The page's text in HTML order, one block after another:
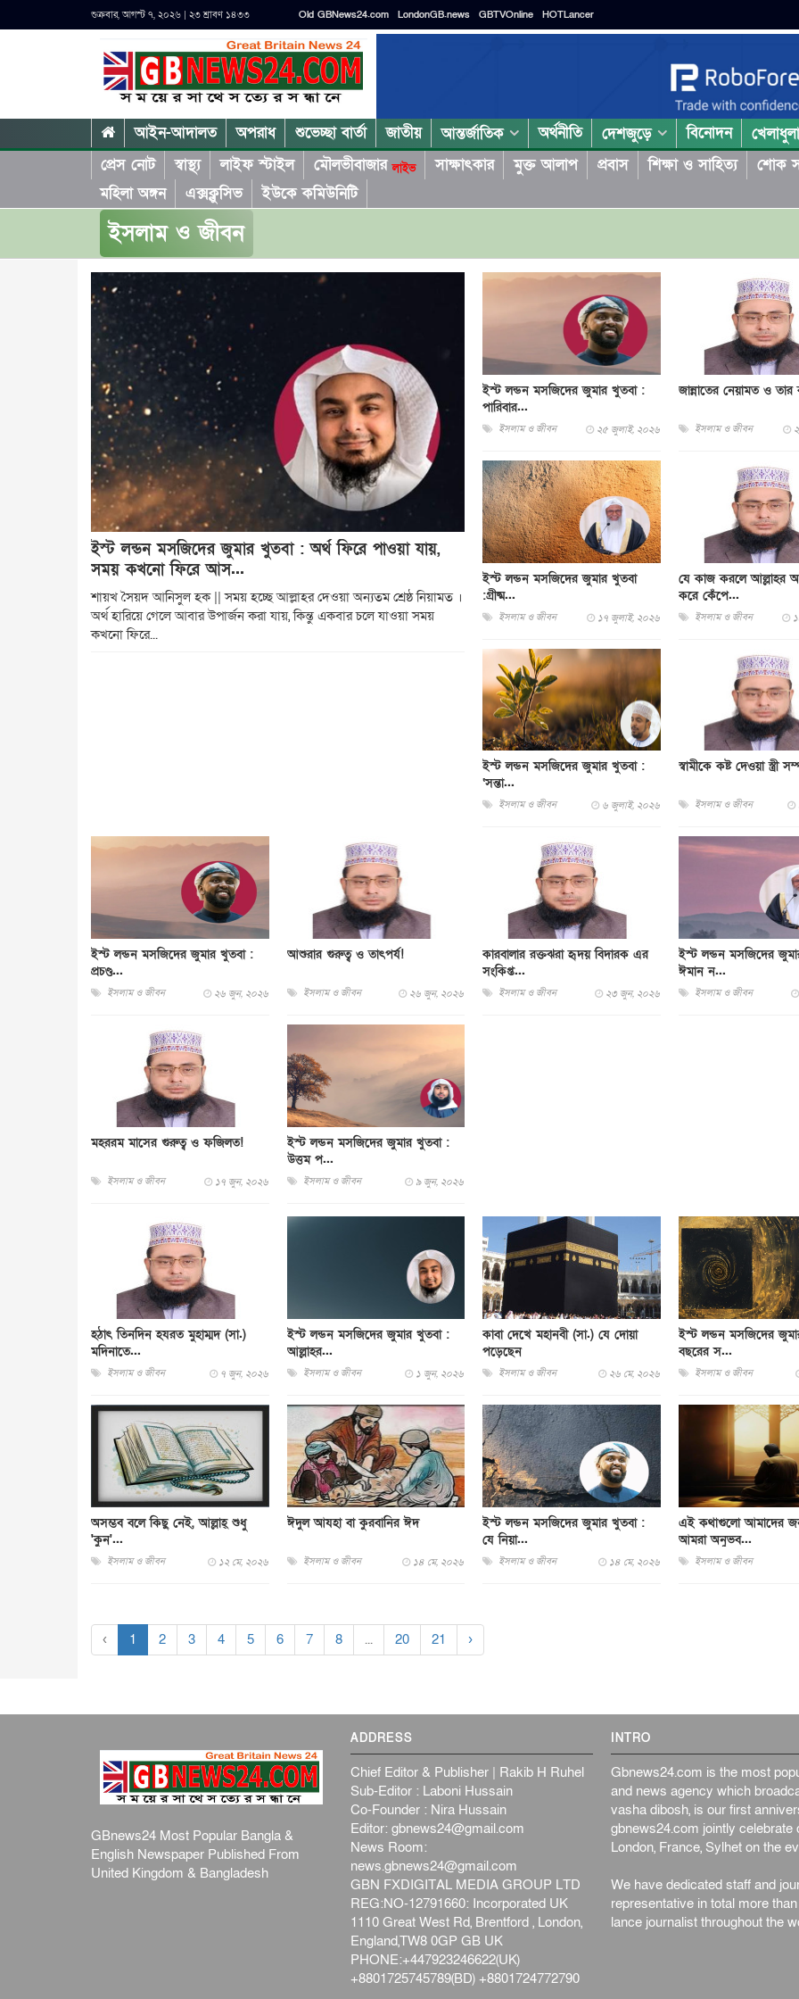
শুক্রবার, আগস্ট ৭, ২০২৬ | ২৩ শ্রাবণ ১৪৩৩ Old GBNews24.com LondonGB.news GBTVOnline HOTLancer
আইন-আদালত অপরাধ শুভেচ্ছা বার্তা জাতীয় আন্তর্জাতিক অর্থনীতি দেশজুড়ে বিনোদন
প্রেস নোট
স্বাস্থ্য লাইফ স্টাইল মৌলভীবাজারলাইভ সাক্ষাৎকার মুক্ত আলাপ প্রবাস শিক্ষা ও সাহিত্য শোক
মহিলা অঙ্গন
এক্সক্লুসিভ ইউকে কমিউনিটি
ইসলাম ও জীবন
ইস্ট লন্ডন মসজিদের জুমার খুতবা : অর্থ ফিরে পাওয়া যায়,
সময় কখনো ফিরে আস...
শায়খ সৈয়দ আনিসুল হক || সময় হচ্ছে আল্লাহর দেওয়া অন্যতম শ্রেষ্ঠ নিয়ামত ।
অর্থ হারিয়ে গেলে আবার উপার্জন করা যায়, কিন্তু একবার চলে যাওয়া সময়
কখনো ফিরে...
ইস্ট লন্ডন মসজিদের জুমার খুতবা :
পারিবার...
ইসলাম ও জীবন ২৫ জুলাই, ২০২৬
জান্নাতের নেয়ামত ও তার
ইসলাম ও জীবন
ইস্ট লন্ডন মসজিদের জুমার খুতবা
:গ্রীষ্ম...
ইসলাম ও জীবন ১৭ জুলাই, ২০২৬
যে কাজ করলে আল্লাহর
করে কেঁপে...
ইসলাম ও জীবন
ইস্ট লন্ডন মসজিদের জুমার খুতবা :
‘সন্তা...
ইসলাম ও জীবন ৬ জুলাই, ২০২৬
স্বামীকে কষ্ট দেওয়া স্ত্রী
ইসলাম ও জীবন
ইস্ট লন্ডন মসজিদের জুমার খুতবা :
প্রচণ্ড...
ইসলাম ও জীবন ২৬ জুন, ২০২৬
আশুরার গুরুত্ব ও তাৎপর্য!
ইসলাম ও জীবন ২৬ জুন, ২০২৬
কারবালার রক্তঝরা হৃদয় বিদারক এর
সংকিপ্ত...
ইসলাম ও জীবন ২৩ জুন, ২০২৬
ইস্ট লন্ডন মসজিদের
ঈমান ন...
ইসলাম ও জীবন
মহররম মাসের গুরুত্ব ও ফজিলত!
ইসলাম ও জীবন ১৭ জুন, ২০২৬
ইস্ট লন্ডন মসজিদের জুমার খুতবা :
উত্তম প...
ইসলাম ও জীবন ৯ জুন, ২০২৬
হঠাৎ তিনদিন হযরত মুহাম্মদ (সা.)
মদিনাতে...
ইসলাম ও জীবন ৭ জুন, ২০২৬
ইস্ট লন্ডন মসজিদের জুমার খুতবা :
আল্লাহর...
ইসলাম ও জীবন ১ জুন, ২০২৬
কাবা দেখে মহানবী (সা.) যে দোয়া
পড়েছেন
ইসলাম ও জীবন ২৬ মে, ২০২৬
ইস্ট লন্ডন মসজিদের
বছরের স...
ইসলাম ও জীবন
অসম্ভব বলে কিছু নেই, আল্লাহ্ শুধু
'কুন'...
ইসলাম ও জীবন ১২ মে, ২০২৬
ঈদুল আযহা বা কুরবানির ঈদ
ইসলাম ও জীবন ১৪ মে, ২০২৬
ইস্ট লন্ডন মসজিদের জুমার খুতবা :
যে নিয়া...
ইসলাম ও জীবন ১৪ মে, ২০২৬
এই কথাগুলো আমাদের
আমরা অনুভব...
ইসলাম ও জীবন
‹ 1 2 3 4 5 6 7 8 ... 20 21 ›
GBnews24 Most Popular Bangla &
English Newspaper Published From
United Kingdom & Bangladesh
ADDRESS
Chief Editor & Publisher | Rakib H Ruhel
Sub-Editor : Laboni Hussain
Co-Founder : Nira Hussain
Editor:gbnews24@gmail.com
News Room:
news.gbnews24@gmail.com
GBN FXDIGITAL MEDIA GROUP LTD
REG:NO-12791660: Incorporated UK
1110 Great West Rd, Brentford , London,
England,TW8 0GP GB UK
PHONE:+447923246622(UK)
+8801725745789(BD) +8801724772790
INTRO
Gbnews24.com is the most
and news agency which
vasha dibosh, is our first
gbnews24.com jointly
London, France, Sylhet on the
We have dedicated staff and
representative in total more
lance journalist throughout the